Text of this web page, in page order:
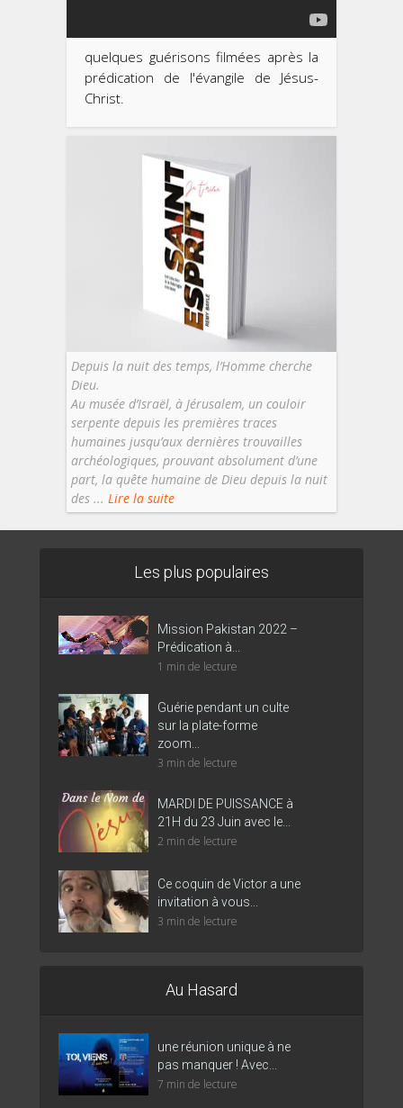
quelques guérisons filmées après la
prédication de l'évangile de Jésus-
Christ.
Depuis la nuit des temps, l’Homme cherche
Dieu.
Au musée d’Israël, à Jérusalem, un couloir
serpente depuis les premières traces
humaines jusqu’aux dernières trouvailles
archéologiques, prouvant absolument d’une
part, la quête humaine de Dieu depuis la nuit
des ... Lire la suite
Les plus populaires
Mission Pakistan 2022 –
Prédication à...
1 min de lecture
Guérie pendant un culte
sur la plate-forme
zoom...
3 min de lecture
MARDI DE PUISSANCE à
21H du 23 Juin avec le...
2 min de lecture
Ce coquin de Victor a une
invitation à vous...
3 min de lecture
Au Hasard
une réunion unique à ne
pas manquer ! Avec...
7 min de lecture